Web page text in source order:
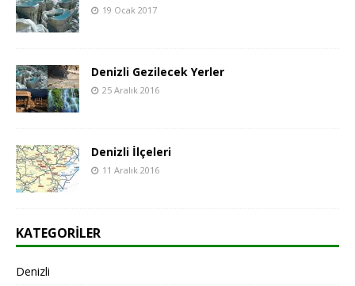
19 Ocak 2017
Denizli Gezilecek Yerler
25 Aralık 2016
Denizli İlçeleri
11 Aralık 2016
KATEGORILER
Denizli